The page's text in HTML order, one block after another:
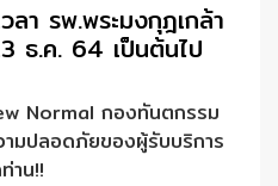
า รพ.พระมงกุฎเกล้า
ธ.ค. 64 เป็นต้นไป
Normal กองทันตกรรม
ามปลอดภัยของผู้รับบริการ
าน!!